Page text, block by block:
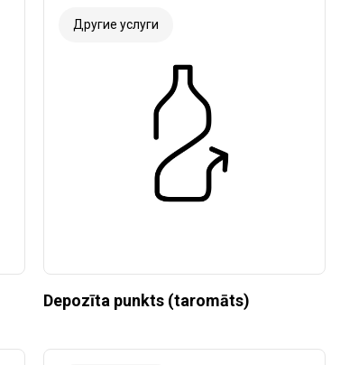
Другие услуги
Depozīta punkts (taromāts)